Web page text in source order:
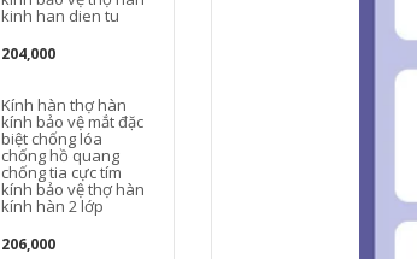
kinh han dien tu
204,000
Kính hàn thợ hàn
kính bảo vệ mắt đặc
biệt chống lóa
chống hồ quang
chống tia cực tím
kính bảo vệ thợ hàn
kính hàn 2 lớp
206,000